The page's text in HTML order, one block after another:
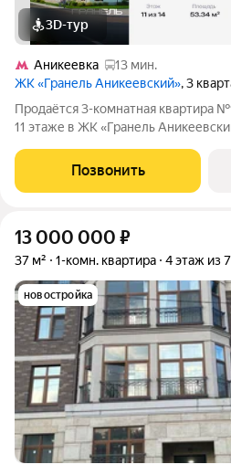
3D-тур
Аникеевка
13 мин.
ЖК «Гранель Аникеевский», 3
Продаётся 3-комнатная квартира
11 этаже в ЖК «Гранель
односторонняя, окна на улицу.
экологически чистом районе
Позвонить
13 000 000 ₽
37 м² 1-комн. квартира 4 этаж из 7
новостройка